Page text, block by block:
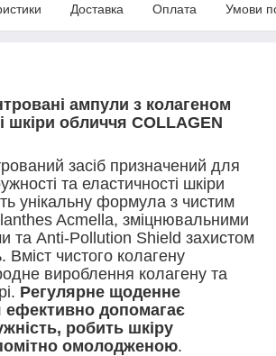
Доставка Оплата Умови
ампули з колагеном
шкіри обличчя COLLAGEN
засіб призначений для
та еластичності шкіри
унікальну формула з чистим
Acmella, зміцнювальними
та Anti-Pollution Shield захистом
Вміст чистого колагену
вироблення колагену та
Регулярне щоденне
ефективно допомагає
робить шкіру
омолодженою.